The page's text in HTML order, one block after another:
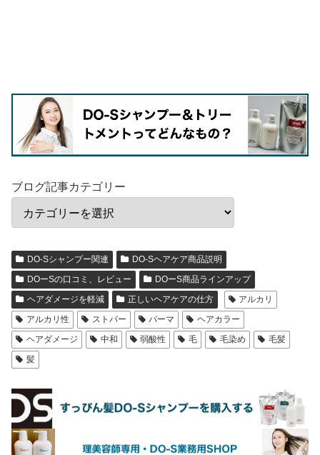
ブログ記事カテゴリー
DO-Sシャンプー関連
DO-Sヘアケア商品説明
DOーSの口コミ、レビュー
DOーS商品ラインアップ
ヘアダメージを軽減
正しいヘアケアの仕方
アルカリ
アルカリ性
ストパー パーマ
ヘアカラー
ヘアダメージ
中和 弱酸性 毛 毛染め
毛髪
髪